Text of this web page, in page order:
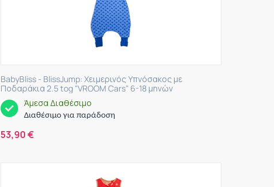
BabyBliss - BlissJump: Χειμερινός Υπνόσακος με
Ποδαράκια 2.5 tog "VROOM Cars" 6-18 μηνών
Άμεσα Διαθέσιμο
Διαθέσιμο για παράδοση
53,90€